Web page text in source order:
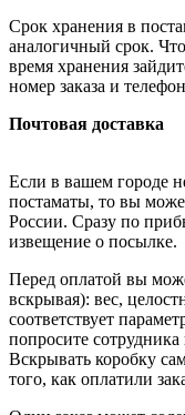
Срок хранения в
аналогичный срок.
время хранения
номер заказа и
Почтовая доставка
Если в вашем городе
постаматы, то вы
России. Сразу по
извещение о посылке.
Перед оплатой вы
вскрывая): вес,
соответствует
попросите
Вскрывать коробку
того, как оплатили